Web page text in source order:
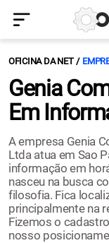
OFICINA DA NET
Genia
Em
A empresa Genia
Ltda atua em Sao
informação em
nasceu na busca
filosofia. Fica
principalmente na
Fizemos o
nosso